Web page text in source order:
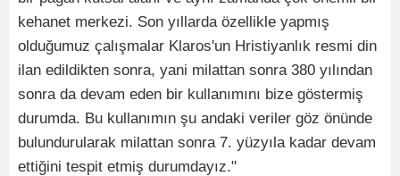
kehanet merkezi. Son yıllarda özellikle yapmış
olduğumuz çalışmalar Klaros'un Hristiyanlık resmi din
ilan edildikten sonra, yani milattan sonra 380 yılından
sonra da devam eden bir kullanımını bize göstermiş
durumda. Bu kullanımın şu andaki veriler göz önünde
bulundurularak milattan sonra 7. yüzyıla kadar devam
ettiğini tespit etmiş durumdayız."